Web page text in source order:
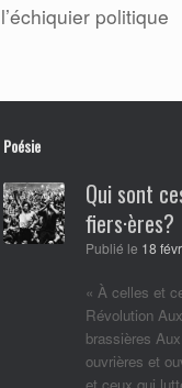
politique
Poésie
Qui sont
fiers·ères?
Publié le 18
« À celles et
Révolution
brassières
ouvrières et